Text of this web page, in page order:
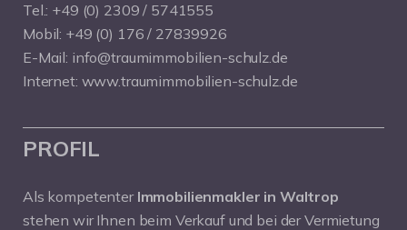
Tel.: +49 (0) 2309 / 5741555
Mobil: +49 (0) 176 / 27839926
E-Mail: info@traumimmobilien-schulz.de
Internet: www.traumimmobilien-schulz.de
PROFIL
Als kompetenter Immobilienmakler in Waltrop
stehen wir Ihnen beim Verkauf und bei der Vermietung